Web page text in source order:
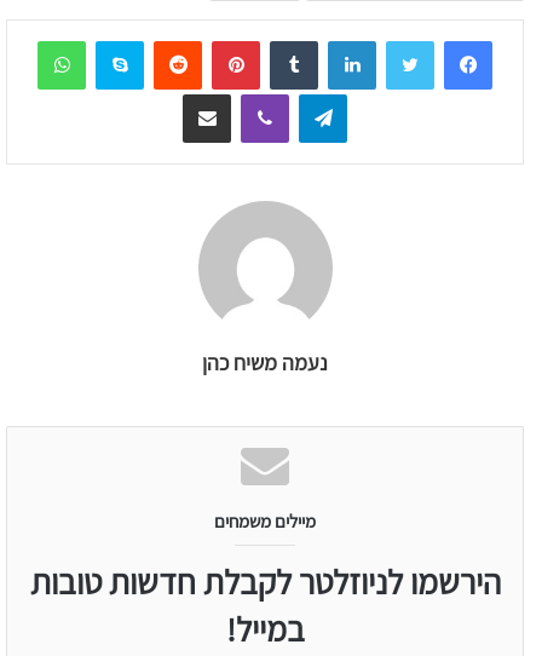
LinkedIn
Tumblr
Pinterest
Reddit
Skype
Telegram
Viber שיתוף דרך המייל
נעמה משיח כהן
מיילים משמחים
הירשמו לניוזלטר לקבלת חדשות טובות
במייל!